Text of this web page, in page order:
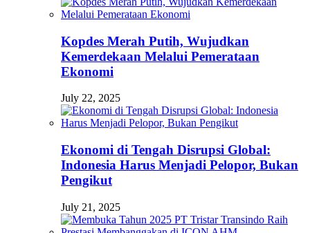
Kopdes Merah Putih, Wujudkan
Kemerdekaan Melalui Pemerataan
Ekonomi
July 22, 2025
Ekonomi di Tengah Disrupsi Global:
Indonesia Harus Menjadi Pelopor, Bukan
Pengikut
July 21, 2025